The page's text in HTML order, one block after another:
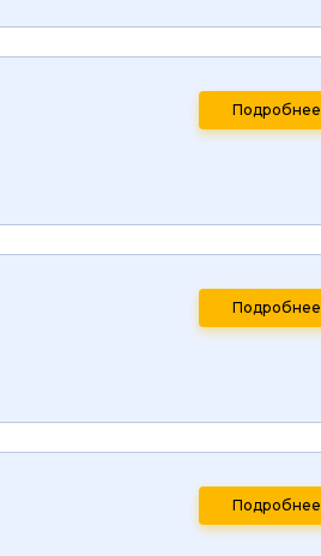
Подробнее
Подробнее
Подробнее